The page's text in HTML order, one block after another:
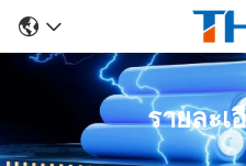
รายละเ